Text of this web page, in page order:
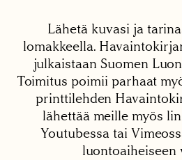
Lähetä kuvasi ja
lomakkeella.
julkaistaan Suomen
Toimitus poimii parhaat
printtilehden
lähettää meille myös
Youtubessa tai
luontoaiheiseen